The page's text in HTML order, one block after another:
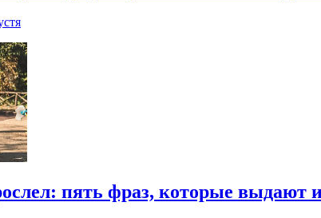
пять фраз, которые выдают